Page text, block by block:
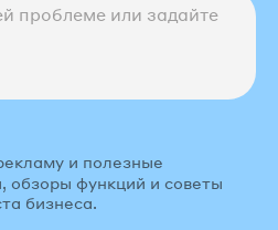
и полезные
обзоры функций и советы
бизнеса.